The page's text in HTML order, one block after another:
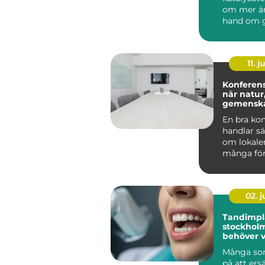
om mer
hand om
11.
när
En bra
handlar
om
många
karaktä...
02.
stockholm vad
behöver
Många